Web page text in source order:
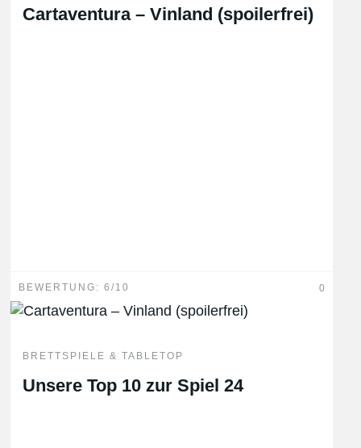
Cartaventura – Vinland (spoilerfrei)
BEWERTUNG: 6/10 0
BRETTSPIELE & TABLETOP
Unsere Top 10 zur Spiel 24